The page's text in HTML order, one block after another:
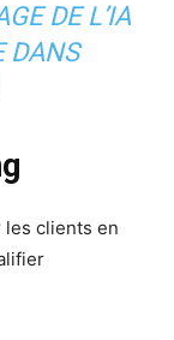
DE L’IA
DANS
les clients en